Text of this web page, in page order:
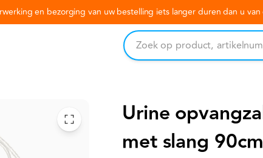
en bezorging van uw bestelling iets langer duren dan u
Urine
met slang